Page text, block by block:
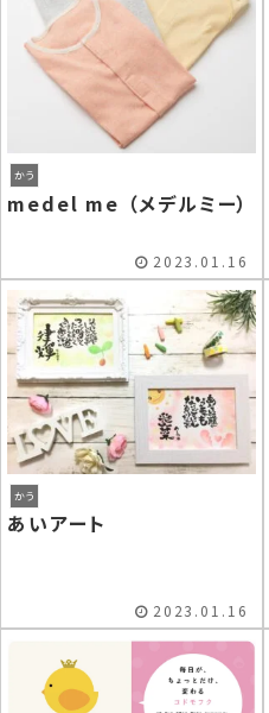
かう
medel me （メデルミー）
2023.01.16
かう
あいアート
2023.01.16